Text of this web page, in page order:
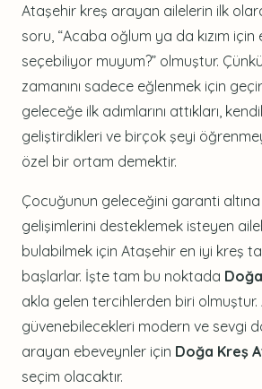
Ataşehir kreş arayan ailelerin ilk
soru, “Acaba oğlum ya da kızım
seçebiliyor muyum?” olmuştur.
zamanını sadece eğlenmek için
geleceğe ilk adımlarını attıkları,
geliştirdikleri ve birçok şeyi
özel bir ortam demektir.
Çocuğunun geleceğini garanti
gelişimlerini desteklemek isteyen
bulabilmek için Ataşehir en iyi kreş
başlarlar. İşte tam bu noktada
akla gelen tercihlerden biri olmuştur.
güvenebilecekleri modern ve sevgi
arayan ebeveynler için Doğa Kreş
seçim olacaktır.